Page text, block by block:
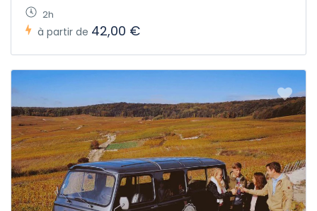
2h
à partir de 42,00 €